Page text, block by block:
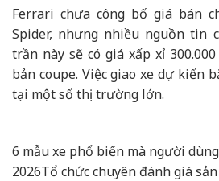
Ferrari chưa công bố giá bán
Spider, nhưng nhiều nguồn tin
trần này sẽ có giá xấp xỉ
bản coupe. Việc giao xe dự kiến
tại một số thị trường lớn.
6 mẫu xe phổ biến mà người
2026Tổ chức chuyên đánh giá